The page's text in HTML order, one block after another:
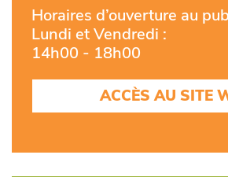
Horaires d’ouverture au
Lundi et Vendredi :
14h00 - 18h00
ACCÈS AU SITE